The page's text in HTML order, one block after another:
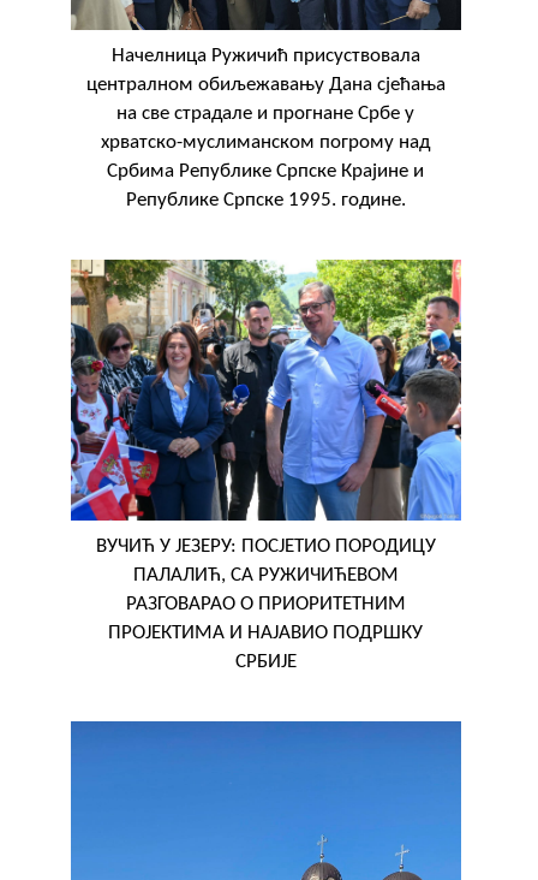
Начелница Ружичић присуствовала
централном обиљежавању Дана сјећања
на све страдале и прогнане Србе у
хрватско-муслиманском погрому над
Србима Републике Српске Крајине и
Републике Српске 1995. године.
ВУЧИЋ У ЈЕЗЕРУ: ПОСЈЕТИО ПОРОДИЦУ
ПАЛАЛИЋ, СА РУЖИЧИЋЕВОМ
РАЗГОВАРАО О ПРИОРИТЕТНИМ
ПРОЈЕКТИМА И НАЈАВИО ПОДРШКУ
СРБИЈЕ